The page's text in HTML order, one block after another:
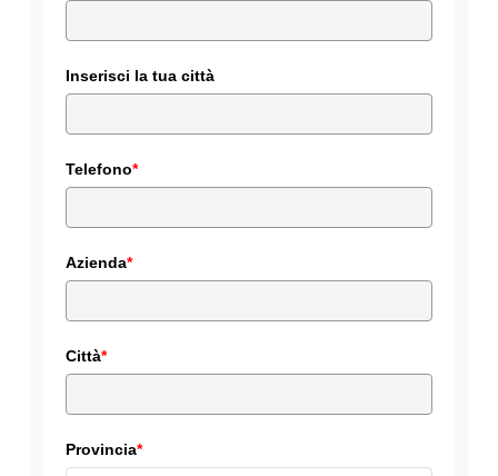
Inserisci la tua città
Telefono*
Azienda*
Città*
Provincia*